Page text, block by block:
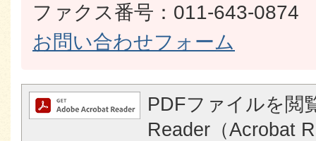
ファクス番号：011-643-0874
お問い合わせフォーム
PDFファイルを閲
Reader（Acrobat